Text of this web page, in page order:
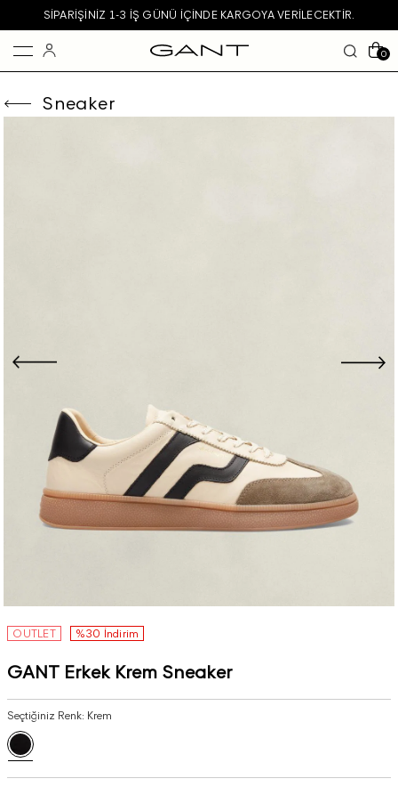
SIPARIŞINIZ 1-3 IŞ GÜNÜ IÇINDE KARGOYA VERILECEKTIR.
0
Sneaker
OUTLET %30 İndirim
GANT Erkek Krem Sneaker
Seçtiğiniz Renk: Krem